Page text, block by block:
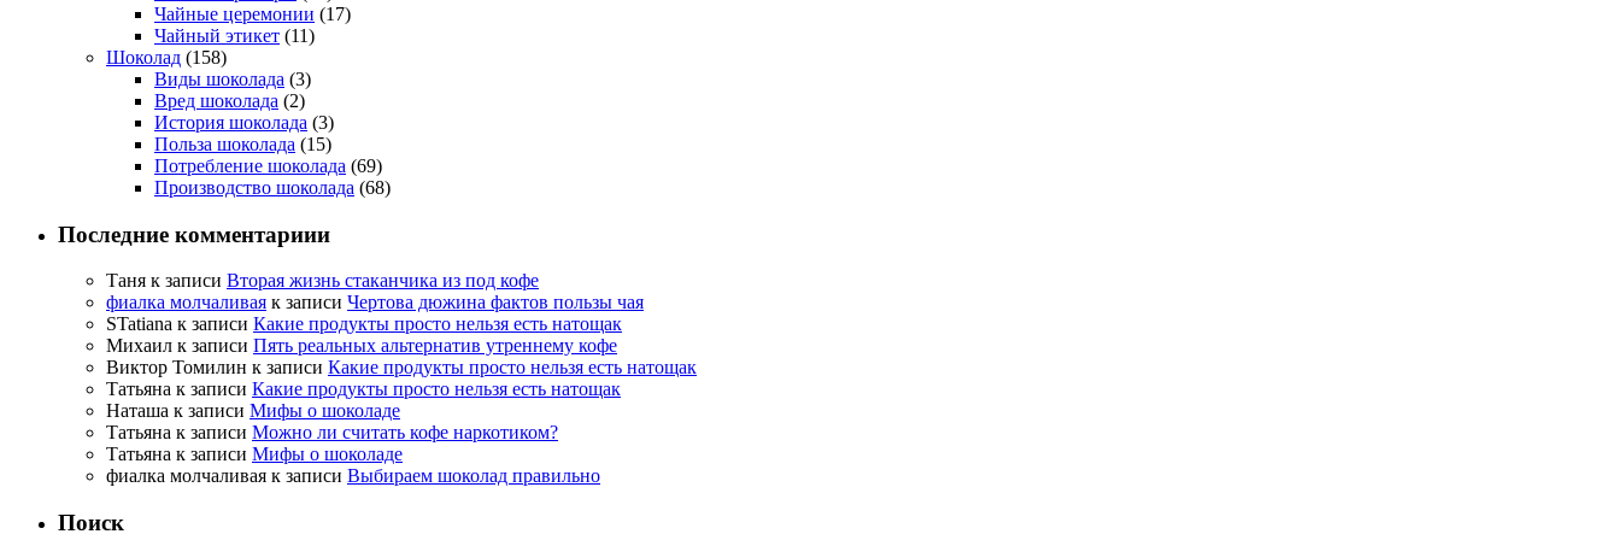
Чайные церемонии (17)
Чайный этикет (11)
Шоколад (158)
Виды шоколада (3)
Вред шоколада (2)
История шоколада (3)
Польза шоколада (15)
Потребление шоколада (69)
Производство шоколада (68)
Последние комментариии
Таня к записи Вторая жизнь стаканчика из под кофе
фиалка молчаливая к записи Чертова дюжина фактов пользы чая
STatiana к записи Какие продукты просто нельзя есть натощак
Михаил к записи Пять реальных альтернатив утреннему кофе
Виктор Томилин к записи Какие продукты просто нельзя есть натощак
Татьяна к записи Какие продукты просто нельзя есть натощак
Наташа к записи Мифы о шоколаде
Татьяна к записи Можно ли считать кофе наркотиком?
Татьяна к записи Мифы о шоколаде
фиалка молчаливая к записи Выбираем шоколад правильно
Поиск